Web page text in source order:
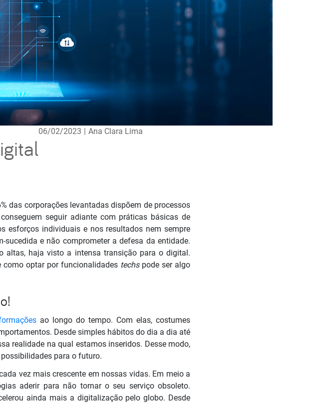
06/02/2023 | Ana Clara Lima
das corporações levantadas dispõem de processos
seguir adiante com práticas básicas de
esforços individuais e nos resultados nem sempre
e não comprometer a defesa da entidade.
altas, haja visto a intensa transição para o digital.
como optar por funcionalidades techs pode ser algo
ao longo do tempo. Com elas, costumes
Desde simples hábitos do dia a dia até
realidade na qual estamos inseridos. Desse modo,
para o futuro.
vez mais crescente em nossas vidas. Em meio a
aderir para não tornar o seu serviço obsoleto.
ainda mais a digitalização pelo globo. Desde